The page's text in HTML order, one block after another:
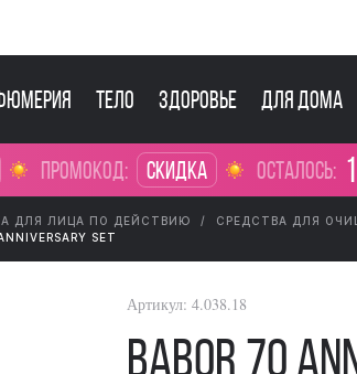
Тело Здоровье Для дома
промокод: Скидка осталось:
ДЛЯ ЛИЦА ПО ДЕЙСТВИЮ
СРЕДСТВА ДЛЯ
SET
Артикул: 4.038.18